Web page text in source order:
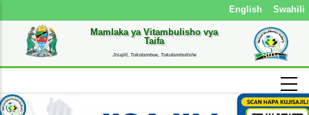
English Swahili
Mamlaka ya Vitambulisho vya
Taifa
Jisajili, Tukutambue, Tukutambulishe